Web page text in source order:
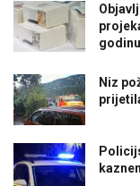
godinu
Niz